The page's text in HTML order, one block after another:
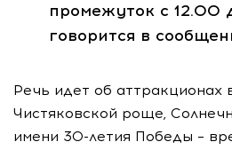
промежуток с 12.00
говорится в
Речь идет об аттракционах
Чистяковской роще,
имени 30-летия Победы –